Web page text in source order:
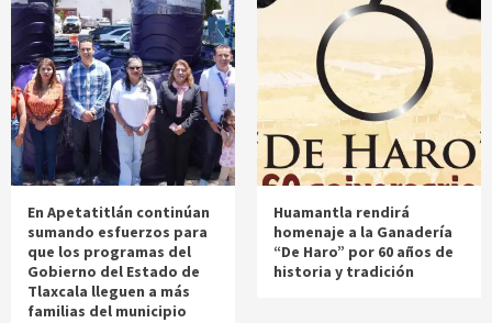
En Apetatitlán continúan
sumando esfuerzos para
que los programas del
Gobierno del Estado de
Tlaxcala lleguen a más
familias del municipio
Huamantla rendirá
homenaje a la Ganadería
“De Haro” por 60 años de
historia y tradición